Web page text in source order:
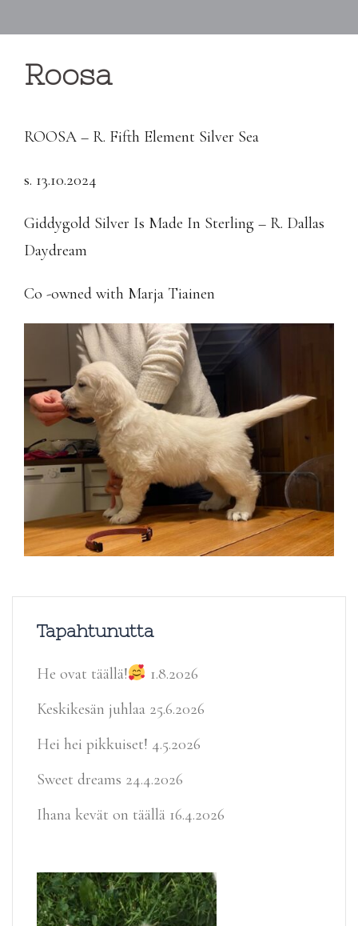
Roosa
ROOSA – R. Fifth Element Silver Sea
s. 13.10.2024
Giddygold Silver Is Made In Sterling – R. Dallas
Daydream
Co -owned with Marja Tiainen
Tapahtunutta
He ovat täällä!
1.8.2026
Keskikesän juhlaa 25.6.2026
Hei hei pikkuiset! 4.5.2026
Sweet dreams 24.4.2026
Ihana kevät on täällä 16.4.2026